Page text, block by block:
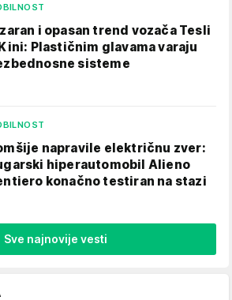
i opasan trend vozača Tesli
Plastičnim glavama varaju
sisteme
napravile električnu zver:
hiperautomobil Alieno
konačno testiran na stazi
Sve najnovije vesti